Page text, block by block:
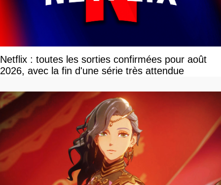
Netflix : toutes les sorties confirmées pour août
2026, avec la fin d'une série très attendue